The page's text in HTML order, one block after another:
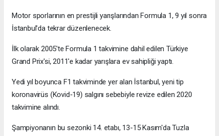
Motor sporlarının en prestijli yarışlarından Formula 1, 9 yıl sonra
İstanbul'da tekrar düzenlenecek.
İlk olarak 2005'te Formula 1 takvimine dahil edilen Türkiye
Grand Prix'si, 2011'e kadar yarışlara ev sahipliği yaptı.
Yedi yıl boyunca F1 takviminde yer alan İstanbul, yeni tip
koronavirüs (Kovid-19) salgını sebebiyle revize edilen 2020
takvimine alındı.
Şampiyonanın bu sezonki 14. etabı, 13-15 Kasım'da Tuzla